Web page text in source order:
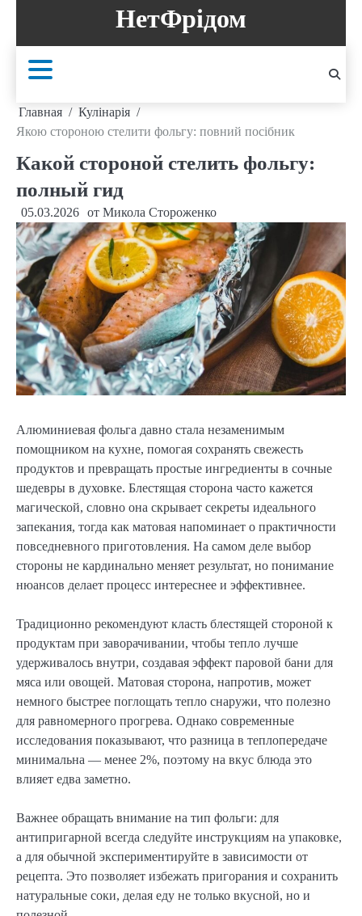
содержанию
НетФрідом
Главная
Кулінарія
Якою стороною стелити фольгу: повний посібник
Какой стороной стелить фольгу:
полный гид
05.03.2026 от Микола Стороженко
Алюминиевая фольга давно стала незаменимым
помощником на кухне, помогая сохранять свежесть
продуктов и превращать простые ингредиенты в сочные
шедевры в духовке. Блестящая сторона часто кажется
магической, словно она скрывает секреты идеального
запекания, тогда как матовая напоминает о практичности
повседневного приготовления. На самом деле выбор
стороны не кардинально меняет результат, но понимание
нюансов делает процесс интереснее и эффективнее.
Традиционно рекомендуют класть блестящей стороной к
продуктам при заворачивании, чтобы тепло лучше
удерживалось внутри, создавая эффект паровой бани для
мяса или овощей. Матовая сторона, напротив, может
немного быстрее поглощать тепло снаружи, что полезно
для равномерного прогрева. Однако современные
исследования показывают, что разница в теплопередаче
минимальна — менее 2%, поэтому на вкус блюда это
влияет едва заметно.
Важнее обращать внимание на тип фольги: для
антипригарной всегда следуйте инструкциям на упаковке,
а для обычной экспериментируйте в зависимости от
рецепта. Это позволяет избежать пригорания и сохранить
натуральные соки, делая еду не только вкусной, но и